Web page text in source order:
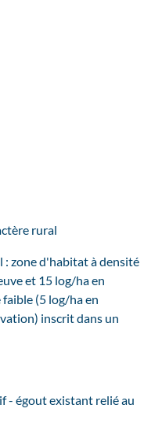
rural
: zone d'habitat à densité
et 15 log/ha en
(5 log/ha en
inscrit dans un
- égout existant relié au